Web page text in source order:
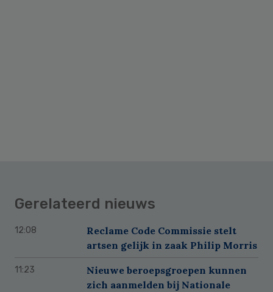
Gerelateerd nieuws
12:08
Reclame Code Commissie stelt
artsen gelijk in zaak Philip Morris
11:23
Nieuwe beroepsgroepen kunnen
zich aanmelden bij Nationale